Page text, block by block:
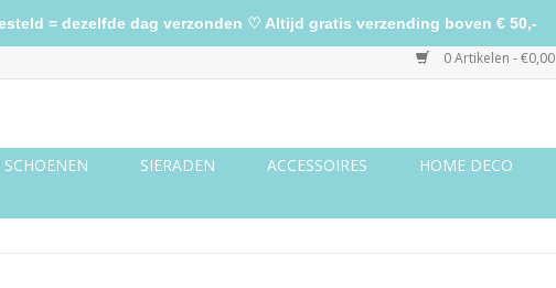
0 Artikelen - €0,00
SCHOENEN SIERADEN ACCESSOIRES HOME DECO
= dezelfde dag verzonden ♡ Altijd gratis verzending boven € 50,-